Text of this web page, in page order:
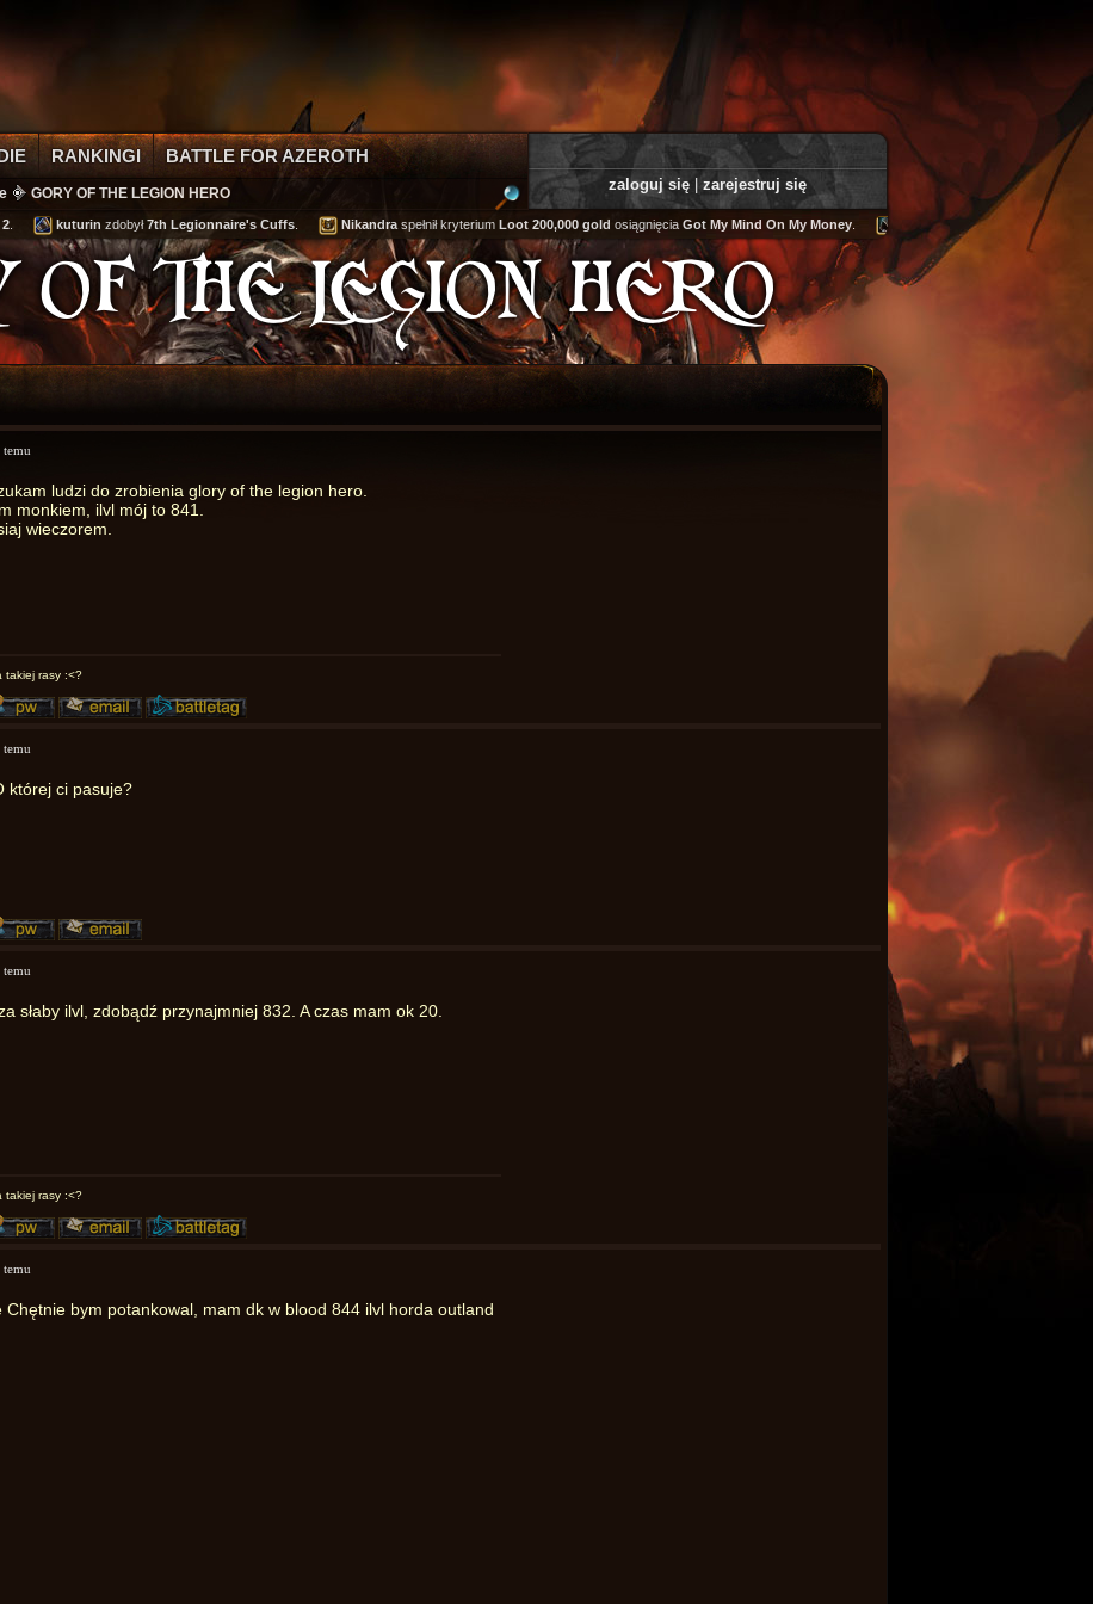
zaloguj się zarejestruj się
RANKINGI BATTLE FOR AZEROTH
GORY OF THE LEGION HERO
kuturinzdobył7th Legionnaire's Cuffs. Nikandraspełnił kryteriumLoot 200,000 goldosiągnięciaGot My Mind On My Money. Tooly zdobył Fairweather Helm
OF THE LEGION HERO
temu
ludzi do zrobienia glory of the legion hero.
monkiem, ilvl mój to 841.
wieczorem.
takiej rasy :<?
temu
której ci pasuje?
temu
słaby ilvl, zdobądź przynajmniej 832. A czas mam ok 20.
takiej rasy :<?
temu
Chętnie bym potankowal, mam dk w blood 844 ilvl horda outland